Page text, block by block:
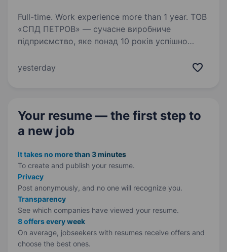
Full-time. Work experience more than 1 year. ТОВ
«СПД ПЕТРОВ» — сучасне виробниче
підприємство, яке понад 10 років успішно
У зв’язку з розширенням команди запрошуємо
yesterday
Your resume — the first step to
a new job
It takes no more than 3 minutes
To create and publish your resume.
Privacy
Post anonymously, and no one will recognize you.
Transparency
See which companies have viewed your resume.
8 offers every week
On average, jobseekers with resumes receive offers and
choose the best ones.